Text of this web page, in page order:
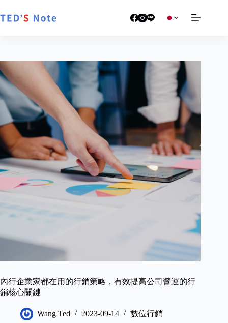
至
內行企業家都在用的行銷策略，有效提高公司營運的行
銷核心關鍵
Wang Ted 2023-09-14 數位行銷